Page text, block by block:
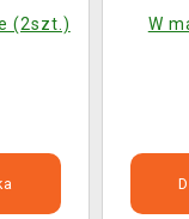
(2szt.) W